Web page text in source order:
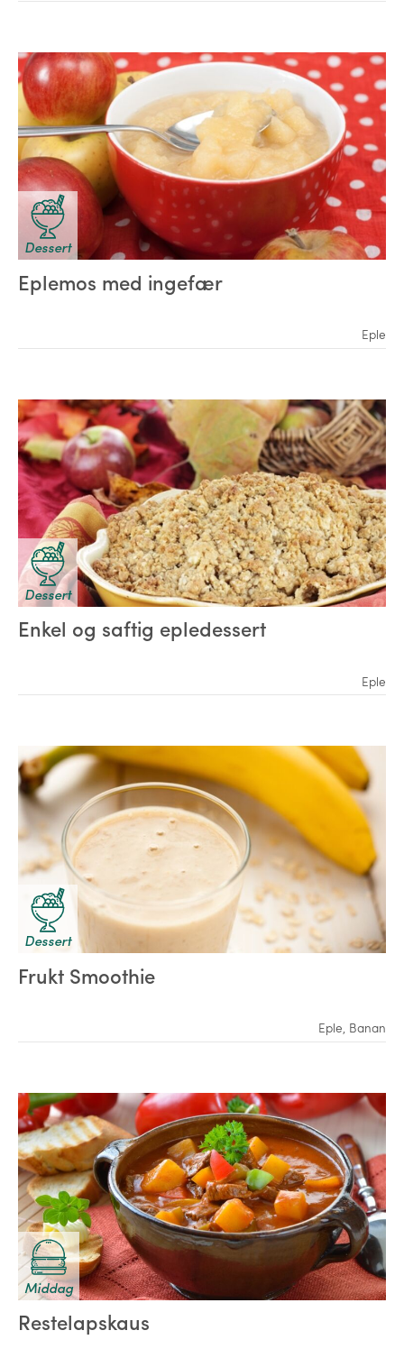
Dessert
Eplemos med ingefær
Eple
Dessert
Enkel og saftig epledessert
Eple
Dessert
Frukt Smoothie
Eple, Banan
Middag
Restelapskaus